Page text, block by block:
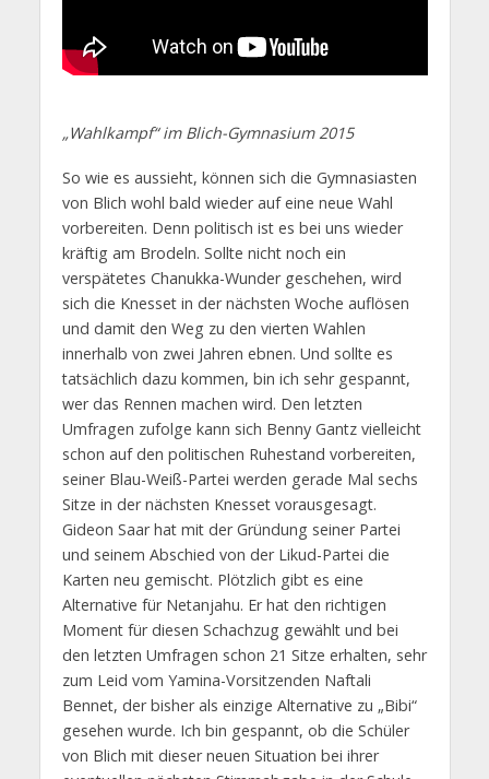
„Wahlkampf“ im Blich-Gymnasium 2015
So wie es aussieht, können sich die Gymnasiasten
von Blich wohl bald wieder auf eine neue Wahl
vorbereiten. Denn politisch ist es bei uns wieder
kräftig am Brodeln. Sollte nicht noch ein
verspätetes Chanukka-Wunder geschehen, wird
sich die Knesset in der nächsten Woche auflösen
und damit den Weg zu den vierten Wahlen
innerhalb von zwei Jahren ebnen. Und sollte es
tatsächlich dazu kommen, bin ich sehr gespannt,
wer das Rennen machen wird. Den letzten
Umfragen zufolge kann sich Benny Gantz vielleicht
schon auf den politischen Ruhestand vorbereiten,
seiner Blau-Weiß-Partei werden gerade Mal sechs
Sitze in der nächsten Knesset vorausgesagt.
Gideon Saar hat mit der Gründung seiner Partei
und seinem Abschied von der Likud-Partei die
Karten neu gemischt. Plötzlich gibt es eine
Alternative für Netanjahu. Er hat den richtigen
Moment für diesen Schachzug gewählt und bei
den letzten Umfragen schon 21 Sitze erhalten, sehr
zum Leid vom Yamina-Vorsitzenden Naftali
Bennet, der bisher als einzige Alternative zu „Bibi“
gesehen wurde. Ich bin gespannt, ob die Schüler
von Blich mit dieser neuen Situation bei ihrer